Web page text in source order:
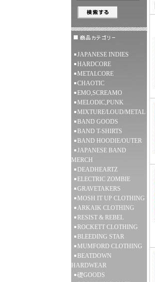
JAPANESE INDIES
HARDCORE
METALCORE
CHAOTIC
EMO,SCREAMO
MELODIC,PUNK
MIXTURE/LOUD/METAL
BAND GOODS
BAND T-SHIRTS
BAND HOODIE/OUTER
JAPANESE BAND
MERCH
DEADHEARTZ
ELECTRIC ZOMBIE
GRAVETAKERS
MOSH IT UP CLOTHING
ARKAIK CLOTHING
RESIST & REBEL
ROCKETT CLOTHING
BLEEDING STAR
MUMFORD CLOTHING
BEATDOWN
HARDWEAR
礎GOODS